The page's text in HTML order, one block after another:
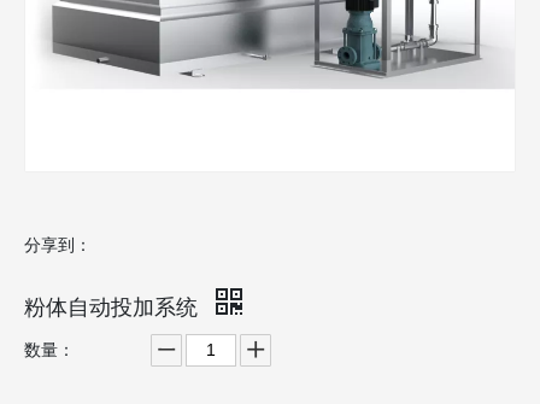
分享到：
粉体自动投加系统
数量：